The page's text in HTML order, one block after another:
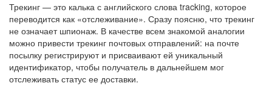
Трекинг — это калька с английского слова tracking, которое
переводится как «отслеживание». Сразу поясню, что трекинг
не означает шпионаж. В качестве всем знакомой аналогии
можно привести трекинг почтовых отправлений: на почте
посылку регистрируют и присваивают ей уникальный
идентификатор, чтобы получатель в дальнейшем мог
отслеживать статус ее доставки.